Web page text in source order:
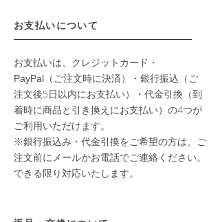
お支払いについて
お支払いは、クレジットカード・
PayPal （ご注文時に決済）・ 銀行振込（ご
注文後5日以内にお支払い）・代金引換（到
着時に商品と引き換えにお支払い）の4つが
ご利用いただけます。
※銀行振込み・代金引換をご希望の方は、ご
注文前にメールかお電話でご連絡ください。
できる限り対応いたします。